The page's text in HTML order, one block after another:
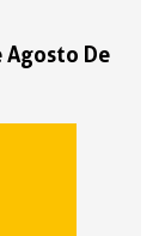
Agosto De